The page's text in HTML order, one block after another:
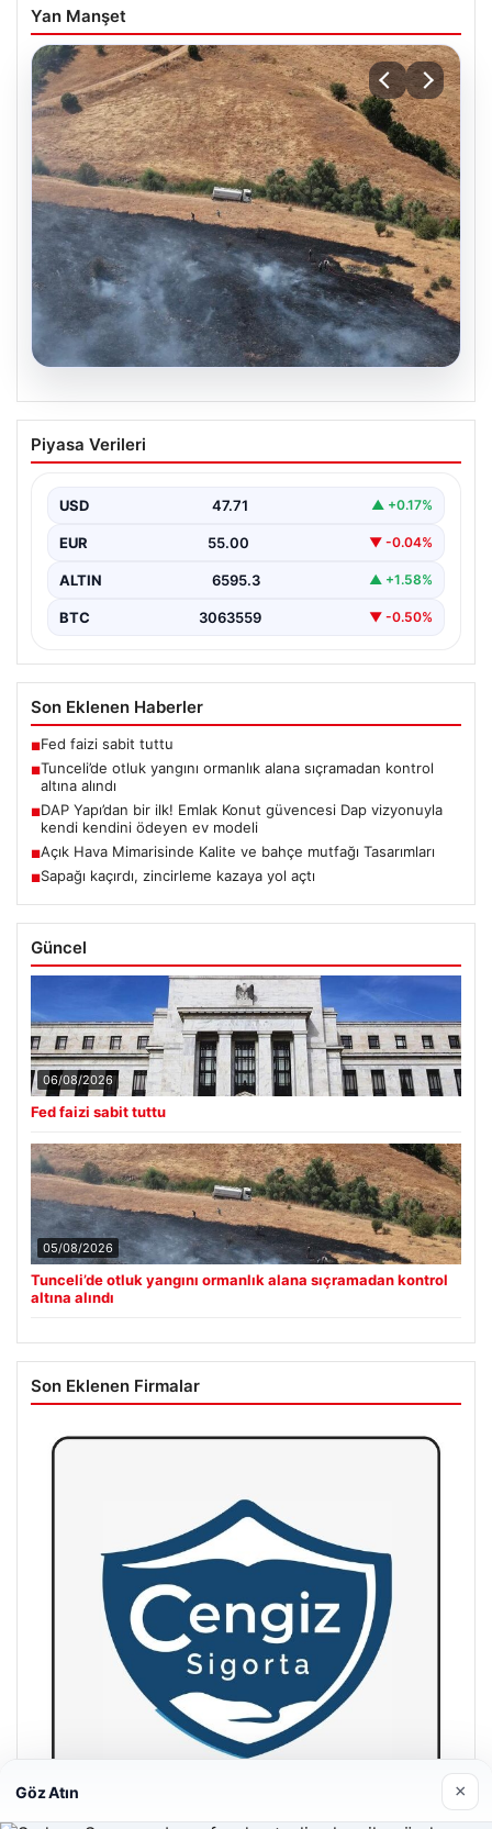
Yan Manşet
Tunceli’de otluk yangını ormanlık alana
sıçramadan kontrol altına alındı
arasında bulunan otlaklık bölgede henüz
belirlenemeyen bir nedenle…
Piyasa Verileri
USD 47.71 ▲ +0.17%
EUR 55.00 ▼ -0.04%
ALTIN 6595.3 ▲ +1.58%
BTC 3063559 ▼ -0.50%
Son Eklenen Haberler
■Fed faizi sabit tuttu
■Tunceli’de otluk yangını ormanlık alana sıçramadan kontrol
altına alındı
■DAP Yapı’dan bir ilk! Emlak Konut güvencesi Dap vizyonuyla
kendi kendini ödeyen ev modeli
■Açık Hava Mimarisinde Kalite ve bahçe mutfağı Tasarımları
■Sapağı kaçırdı, zincirleme kazaya yol açtı
Güncel
06/08/2026
Fed faizi sabit tuttu
05/08/2026
Tunceli’de otluk yangını ormanlık alana sıçramadan kontrol
altına alındı
Son Eklenen Firmalar
Göz Atın ×